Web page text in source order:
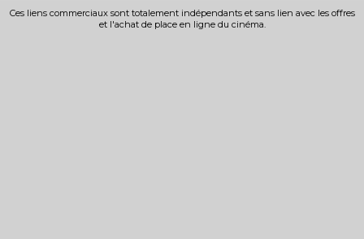
Ces liens commerciaux sont totalement indépendants et sans lien avec les offres
et l'achat de place en ligne du cinéma.